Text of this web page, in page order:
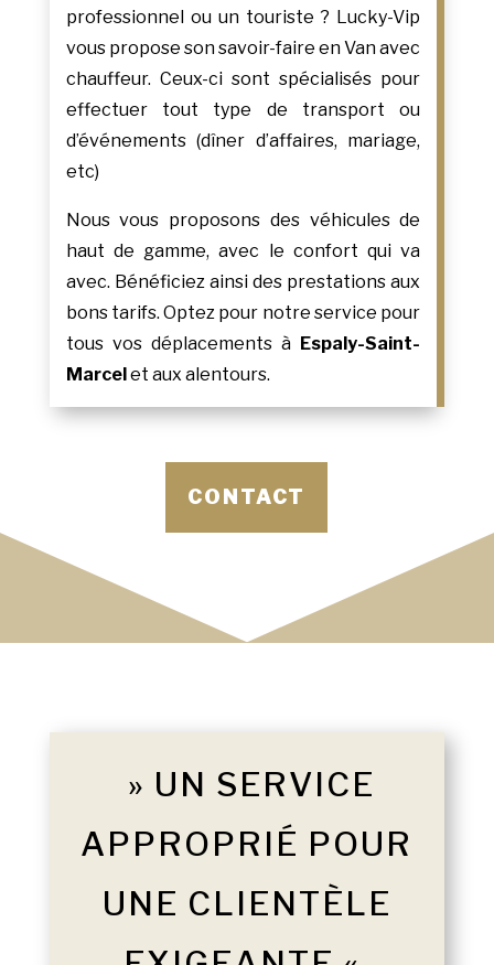
professionnel ou un touriste ? Lucky-Vip
vous propose son savoir-faire en Van avec
chauffeur. Ceux-ci sont spécialisés pour
effectuer tout type de transport ou
d’événements (dîner d’affaires, mariage,
etc)
Nous vous proposons des véhicules de
haut de gamme, avec le confort qui va
avec. Bénéficiez ainsi des prestations aux
bons tarifs. Optez pour notre service pour
tous vos déplacements à Espaly-Saint-
Marcelet aux alentours.
CONTACT
» UN SERVICE
APPROPRIÉ POUR
UNE CLIENTÈLE